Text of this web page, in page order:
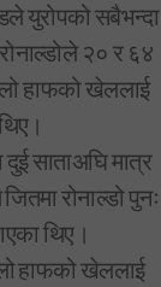
युरोपको सबैभन्दा
२० र ६४
हाफको खेललाई
दुई साताअघि मात्र
रोनाल्डो पुनः
थिए।
हाफको खेललाई